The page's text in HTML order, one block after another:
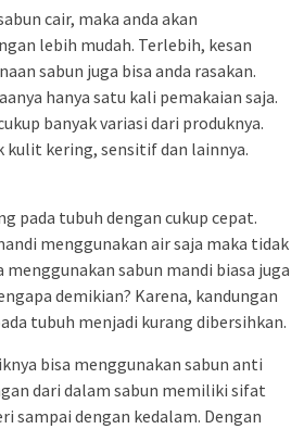
cair, maka anda akan
lebih mudah. Terlebih, kesan
sabun juga bisa anda rasakan.
hanya satu kali pemakaian saja.
banyak variasi dari produknya.
kulit kering, sensitif dan lainnya.
pada tubuh dengan cukup cepat.
menggunakan air saja maka tidak
menggunakan sabun mandi biasa juga
demikian? Karena, kandungan
tubuh menjadi kurang dibersihkan.
bisa menggunakan sabun anti
dari dalam sabun memiliki sifat
sampai dengan kedalam. Dengan